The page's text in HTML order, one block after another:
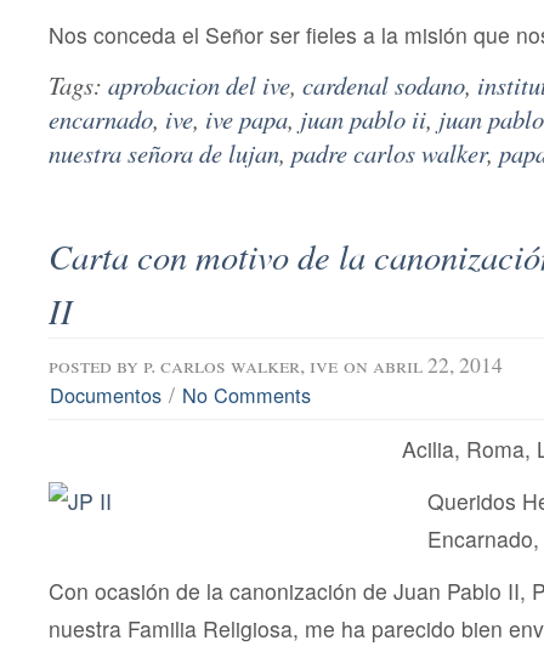
Nos conceda el Señor ser fieles a la misión que
Tags: aprobacion del ive, cardenal sodano,
encarnado, ive, ive papa, juan pablo ii, juan
nuestra señora de lujan, padre carlos walker,
Carta con motivo de la
II
posted by p. carlos walker, ive on abril 22, 2014
Documentos / No Comments
Acilia, Roma,
Queridos
Encarnado,
Con ocasión de la canonización de Juan Pablo II,
nuestra Familia Religiosa, me ha parecido bien